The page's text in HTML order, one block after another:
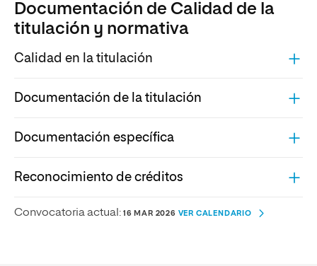
Documentación de Calidad de la
titulación y normativa
Calidad en la titulación
Documentación de la titulación
Documentación específica
Reconocimiento de créditos
Convocatoria actual: 16 MAR 2026 VER CALENDARIO